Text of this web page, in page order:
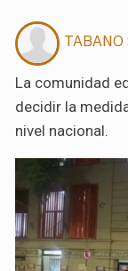
La comunidad
decidir la
nivel nacional.
TABANO